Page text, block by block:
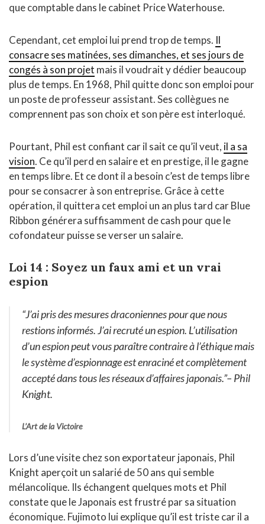
que comptable dans le cabinet Price Waterhouse.
Cependant, cet emploi lui prend trop de temps. Il
consacre ses matinées, ses dimanches, et ses jours de
congés à son projet mais il voudrait y dédier beaucoup
plus de temps. En 1968, Phil quitte donc son emploi pour
un poste de professeur assistant. Ses collègues ne
comprennent pas son choix et son père est interloqué.
Pourtant, Phil est confiant car il sait ce qu’il veut, il a sa
vision. Ce qu’il perd en salaire et en prestige, il le gagne
en temps libre. Et ce dont il a besoin c’est de temps libre
pour se consacrer à son entreprise. Grâce à cette
opération, il quittera cet emploi un an plus tard car Blue
Ribbon générera suffisamment de cash pour que le
cofondateur puisse se verser un salaire.
Loi 14 : Soyez un faux ami et un vrai
espion
“J’ai pris des mesures draconiennes pour que nous
restions informés. J’ai recruté un espion. L’utilisation
d’un espion peut vous paraître contraire à l’éthique mais
le système d’espionnage est enraciné et complètement
accepté dans tous les réseaux d’affaires japonais.”– Phil
Knight.
L’Art de la Victoire
Lors d’une visite chez son exportateur japonais, Phil
Knight aperçoit un salarié de 50 ans qui semble
mélancolique. Ils échangent quelques mots et Phil
constate que le Japonais est frustré par sa situation
économique. Fujimoto lui explique qu’il est triste car il a